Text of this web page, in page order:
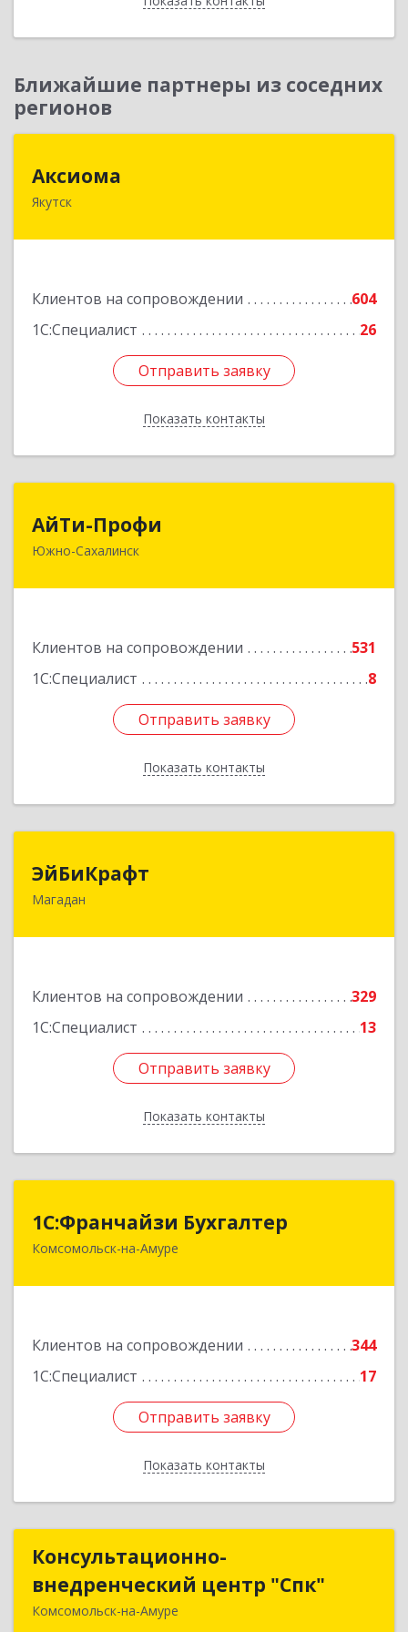
Ближайшие партнеры из соседних
регионов
Аксиома
Якутск
Клиентов на сопровождении
604
1С:Специалист
26
Отправить заявку
Показать контакты
677000, Саха /Якутия/ Респ, Якутск г, Чиряева
Отправить заявку
Назад
АйТи-Профи
Южно-Сахалинск
Клиентов на сопровождении
531
1С:Специалист
8
Отправить заявку
Показать контакты
693023, Сахалинская обл, город Южно-
Подробнее
Отправить заявку
Назад
ЭйБиКрафт
Магадан
Клиентов на сопровождении
329
1С:Специалист
13
Отправить заявку
Показать контакты
685000, Магаданская обл, Магадан г, Полярная
Отправить заявку
Назад
1С:Франчайзи Бухгалтер
Комсомольск-на-Амуре
Клиентов на сопровождении
344
1С:Специалист
17
Отправить заявку
Показать контакты
1С:Франчайзи Бухгалтер
681000, Хабаровский край, Комсомольск-на-
Подробнее
Отправить заявку
Назад
Консультационно-
внедренческий центр "Спк"
Комсомольск-на-Амуре
Консультационно-
внедренческий центр "Спк"